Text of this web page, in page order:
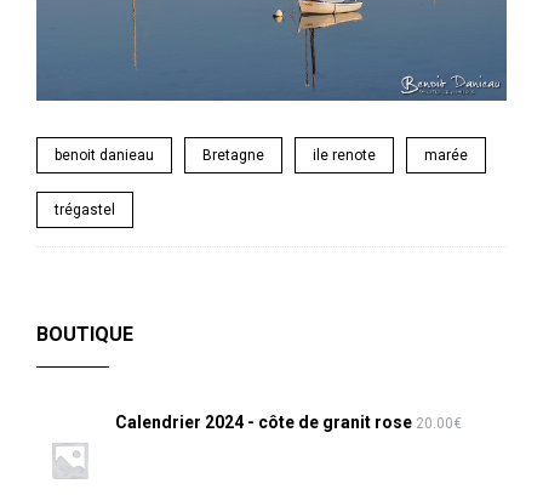
benoit danieau Bretagne ile renote marée
trégastel
BOUTIQUE
Calendrier 2024 - côte de granit rose 20.00€